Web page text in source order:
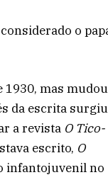
o
1930, mas
da escrita surgiu
a revista O Tico-
escrito, O
infantojuvenil no